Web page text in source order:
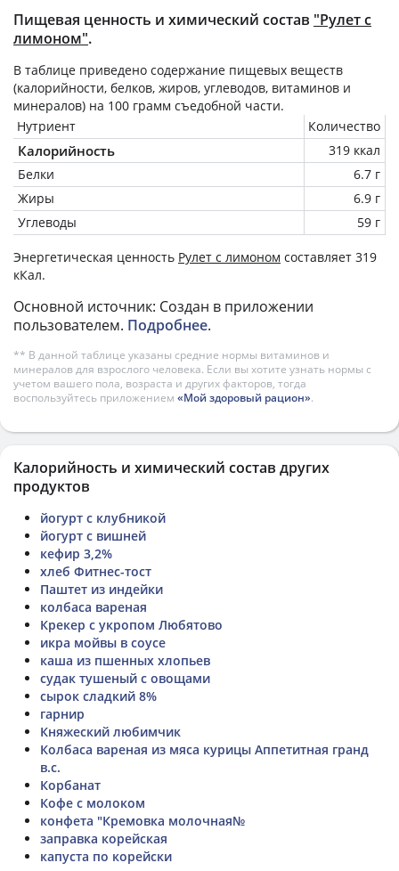
Пищевая ценность и химический состав "Рулет с
лимоном".
В таблице приведено содержание пищевых веществ
(калорийности, белков, жиров, углеводов, витаминов и
минералов) на 100 грамм съедобной части.
Нутриент
Количество
Калорийность
319 ккал
Белки
6.7 г
Жиры
6.9 г
Углеводы
59 г
Энергетическая ценность Рулет с лимоном составляет 319
кКал.
Основной источник: Создан в приложении
пользователем. Подробнее.
** В данной таблице указаны средние нормы витаминов и
минералов для взрослого человека. Если вы хотите узнать нормы с
учетом вашего пола, возраста и других факторов, тогда
воспользуйтесь приложением «Мой здоровый рацион».
Калорийность и химический состав других
продуктов
йогурт с клубникой
йогурт с вишней
кефир 3,2%
хлеб Фитнес-тост
Паштет из индейки
колбаса вареная
Крекер с укропом Любятово
икра мойвы в соусе
каша из пшенных хлопьев
судак тушеный с овощами
сырок сладкий 8%
гарнир
Княжеский любимчик
Колбаса вареная из мяса курицы Аппетитная гранд
в.с.
Корбанат
Кофе с молоком
конфета "Кремовка молочная№
заправка корейская
капуста по корейски